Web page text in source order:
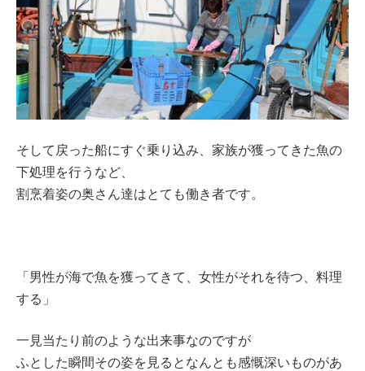
そして戻った船にすぐ乗り込み、家族が獲ってきた魚の
下処理を行うなど、
割烹着姿の奥さん達はとても働き者です。
「男性が海で魚を獲ってきて、女性がそれを待つ、料理
する」
一見当たり前のような出来事なのですが
ふとした瞬間その姿を見るとなんとも感慨深いものがあ